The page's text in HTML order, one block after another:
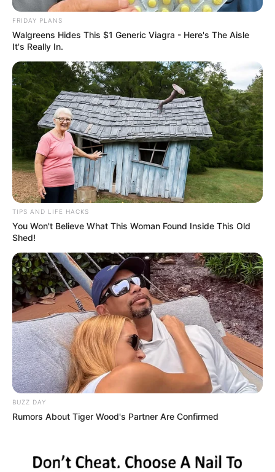
FRIDAY PLANS
Walgreens Hides This $1 Generic Viagra - Here's The Aisle
It's Really In.
TIPS AND LIFE HACKS
You Won't Believe What This Woman Found Inside This Old
Shed!
BUZZ DAY
Rumors About Tiger Wood's Partner Are Confirmed